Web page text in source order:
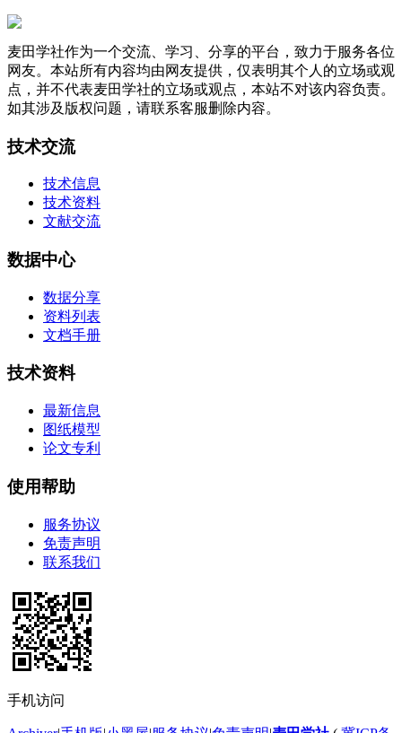
麦田学社作为一个交流、学习、分享的平台，致力于服务各位
网友。本站所有内容均由网友提供，仅表明其个人的立场或观
点，并不代表麦田学社的立场或观点，本站不对该内容负责。
如其涉及版权问题，请联系客服删除内容。
技术交流
技术信息
技术资料
文献交流
数据中心
数据分享
资料列表
文档手册
技术资料
最新信息
图纸模型
论文专利
使用帮助
服务协议
免责声明
联系我们
手机访问